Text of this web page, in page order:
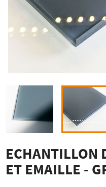
ECHANTILLON
ET EMAILLE -